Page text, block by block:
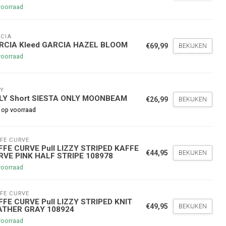
Kleed GARCIA HAZEL BLOOM €69,99 BEKIJKEN
Short SIESTA ONLY MOONBEAM
voorraad
€26,99 BEKIJKEN
CURVE
CURVE Pull LIZZY STRIPED KAFFE
PINK HALF STRIPE 108978
€44,95 BEKIJKEN
CURVE
CURVE Pull LIZZY STRIPED KNIT
GRAY 108924
€49,95 BEKIJKEN
bestelling
van €45,00